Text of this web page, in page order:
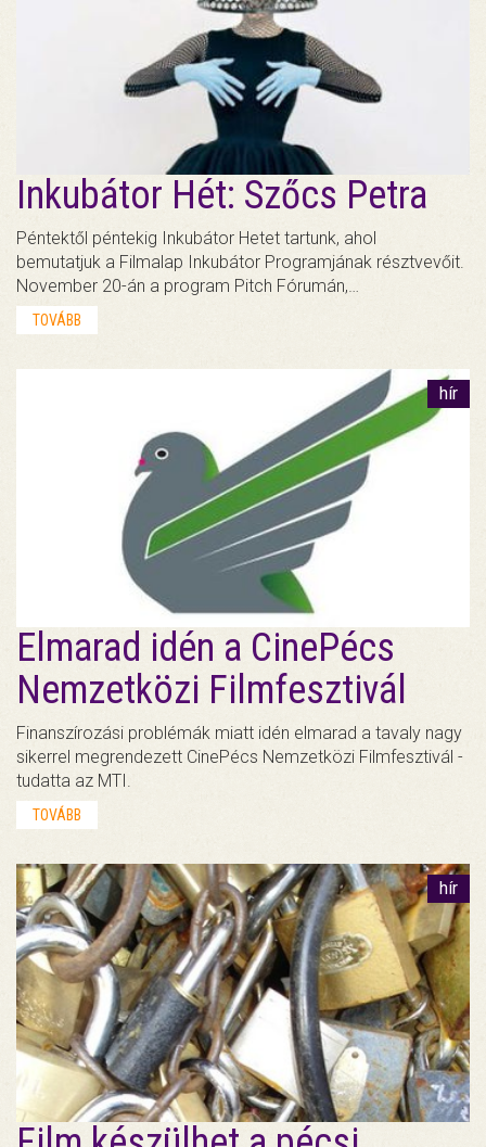
Inkubátor Hét: Szőcs Petra
Péntektől péntekig Inkubátor Hetet tartunk, ahol
bemutatjuk a Filmalap Inkubátor Programjának résztvevőit.
November 20-án a program Pitch Fórumán,…
TOVÁBB
hír
Elmarad idén a CinePécs
Nemzetközi Filmfesztivál
Finanszírozási problémák miatt idén elmarad a tavaly nagy
sikerrel megrendezett CinePécs Nemzetközi Filmfesztivál -
tudatta az MTI.
TOVÁBB
hír